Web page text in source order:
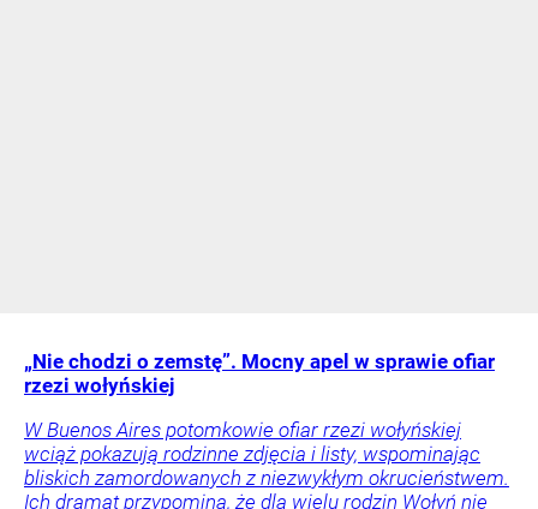
„Nie chodzi o zemstę”. Mocny apel w sprawie ofiar
rzezi wołyńskiej
W Buenos Aires potomkowie ofiar rzezi wołyńskiej
wciąż pokazują rodzinne zdjęcia i listy, wspominając
bliskich zamordowanych z niezwykłym okrucieństwem.
Ich dramat przypomina, że dla wielu rodzin Wołyń nie